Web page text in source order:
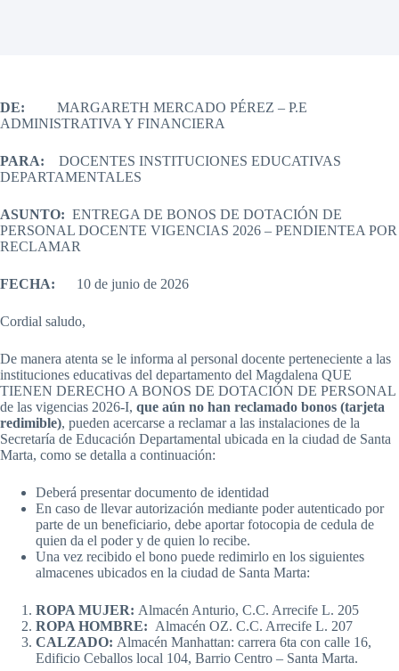
DE: MARGARETH MERCADO PÉREZ – P.E
ADMINISTRATIVA Y FINANCIERA
PARA: DOCENTES INSTITUCIONES EDUCATIVAS
DEPARTAMENTALES
ASUNTO: ENTREGA DE BONOS DE DOTACIÓN DE
PERSONAL DOCENTE VIGENCIAS 2026 – PENDIENTEA POR
RECLAMAR
FECHA: 10 de junio de 2026
Cordial saludo,
De manera atenta se le informa al personal docente perteneciente a las
instituciones educativas del departamento del Magdalena QUE
TIENEN DERECHO A BONOS DE DOTACIÓN DE PERSONAL
de las vigencias 2026-I, que aún no han reclamado bonos (tarjeta
redimible), pueden acercarse a reclamar a las instalaciones de la
Secretaría de Educación Departamental ubicada en la ciudad de Santa
Marta, como se detalla a continuación:
Deberá presentar documento de identidad
En caso de llevar autorización mediante poder autenticado por
parte de un beneficiario, debe aportar fotocopia de cedula de
quien da el poder y de quien lo recibe.
Una vez recibido el bono puede redimirlo en los siguientes
almacenes ubicados en la ciudad de Santa Marta:
ROPA MUJER: Almacén Anturio, C.C. Arrecife L. 205
ROPA HOMBRE: Almacén OZ. C.C. Arrecife L. 207
CALZADO: Almacén Manhattan: carrera 6ta con calle 16,
Edificio Ceballos local 104, Barrio Centro – Santa Marta.